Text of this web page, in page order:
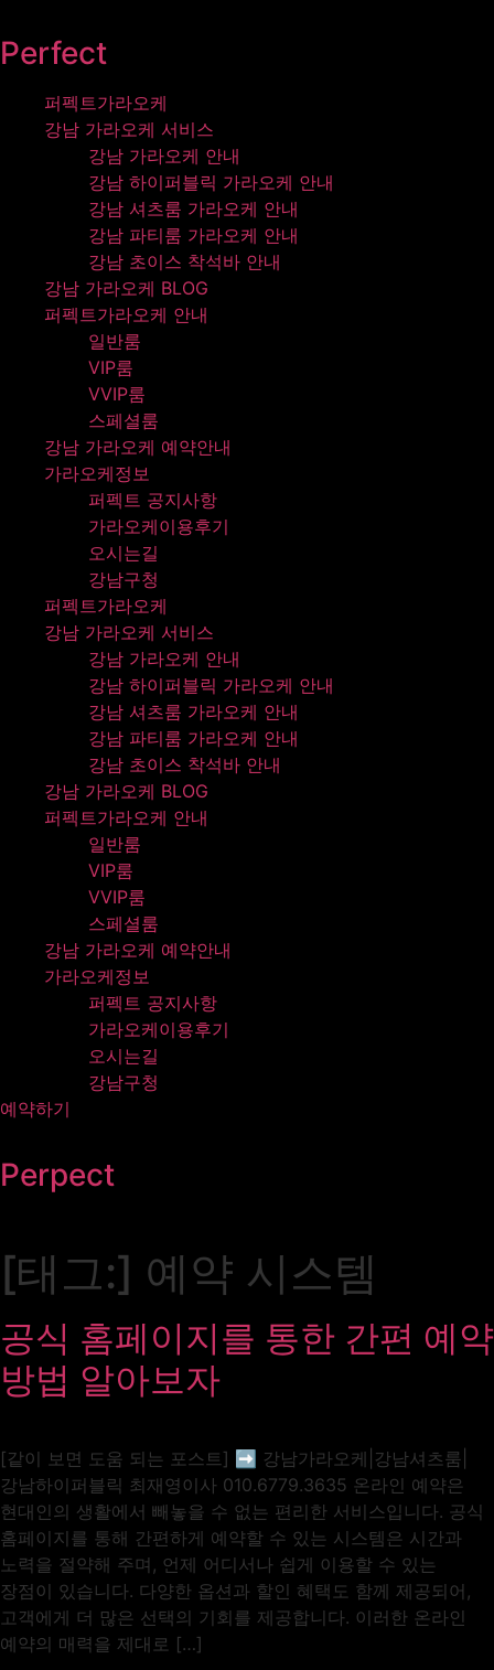
건너뛰기
Perfect
퍼펙트가라오케
강남 가라오케 서비스
강남 가라오케 안내
강남 하이퍼블릭 가라오케 안내
강남 셔츠룸 가라오케 안내
강남 파티룸 가라오케 안내
강남 초이스 착석바 안내
강남 가라오케 BLOG
퍼펙트가라오케 안내
일반룸
VIP룸
VVIP룸
스페셜룸
강남 가라오케 예약안내
가라오케정보
퍼펙트 공지사항
가라오케이용후기
오시는길
강남구청
퍼펙트가라오케
강남 가라오케 서비스
강남 가라오케 안내
강남 하이퍼블릭 가라오케 안내
강남 셔츠룸 가라오케 안내
강남 파티룸 가라오케 안내
강남 초이스 착석바 안내
강남 가라오케 BLOG
퍼펙트가라오케 안내
일반룸
VIP룸
VVIP룸
스페셜룸
강남 가라오케 예약안내
가라오케정보
퍼펙트 공지사항
가라오케이용후기
오시는길
강남구청
예약하기
Perpect
[태그:] 예약 시스템
공식 홈페이지를 통한 간편 예약
방법 알아보자
[같이 보면 도움 되는 포스트] ➡️ 강남가라오케|강남셔츠룸|
강남하이퍼블릭 최재영이사 010.6779.3635 온라인 예약은
현대인의 생활에서 빼놓을 수 없는 편리한 서비스입니다. 공식
홈페이지를 통해 간편하게 예약할 수 있는 시스템은 시간과
노력을 절약해 주며, 언제 어디서나 쉽게 이용할 수 있는
장점이 있습니다. 다양한 옵션과 할인 혜택도 함께 제공되어,
고객에게 더 많은 선택의 기회를 제공합니다. 이러한 온라인
예약의 매력을 제대로 […]